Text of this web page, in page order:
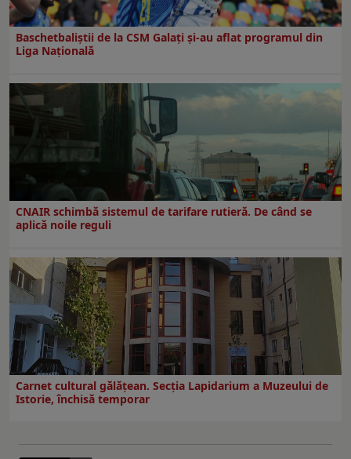
Baschetbaliștii de la CSM Galați și-au aflat programul din
Liga Națională
CNAIR schimbă sistemul de tarifare rutieră. De când se
aplică noile reguli
Carnet cultural gălăţean. Secţia Lapidarium a Muzeului de
Istorie, închisă temporar